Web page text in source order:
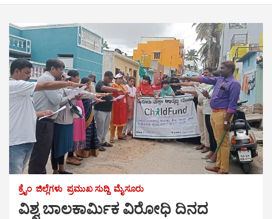
ಕ್ರೈಂ ಜಿಲ್ಲೆಗಳು ಪ್ರಮುಖ ಸುದ್ದಿ ಮೈಸೂರು
ವಿಶ್ವ ಬಾಲಕಾರ್ಮಿಕ ವಿರೋಧಿ ದಿನದ